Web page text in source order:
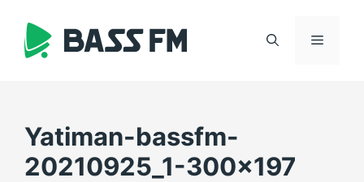
content
Menu
Yatiman-bassfm-
20210925_1-300×197